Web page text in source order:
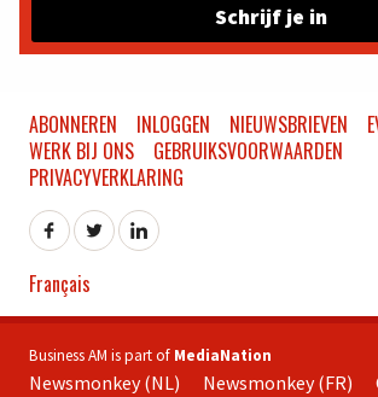
Schrijf je in
ABONNEREN INLOGGEN NIEUWSBRIEVEN
WERK BIJ ONS
GEBRUIKSVOORWAARDEN
PRIVACYVERKLARING
Français
Business AM is part of MediaNation
Newsmonkey (NL) Newsmonkey (FR)